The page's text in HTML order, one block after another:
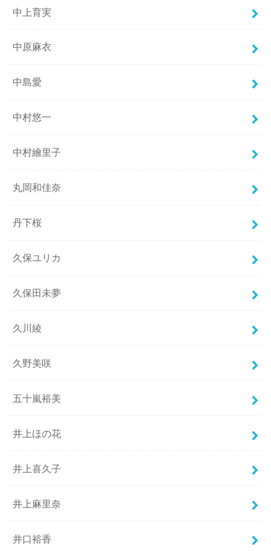
中上育実
中原麻衣
中島愛
中村悠一
中村繪里子
丸岡和佳奈
丹下桜
久保ユリカ
久保田未夢
久川綾
久野美咲
五十嵐裕美
井上ほの花
井上喜久子
井上麻里奈
井口裕香